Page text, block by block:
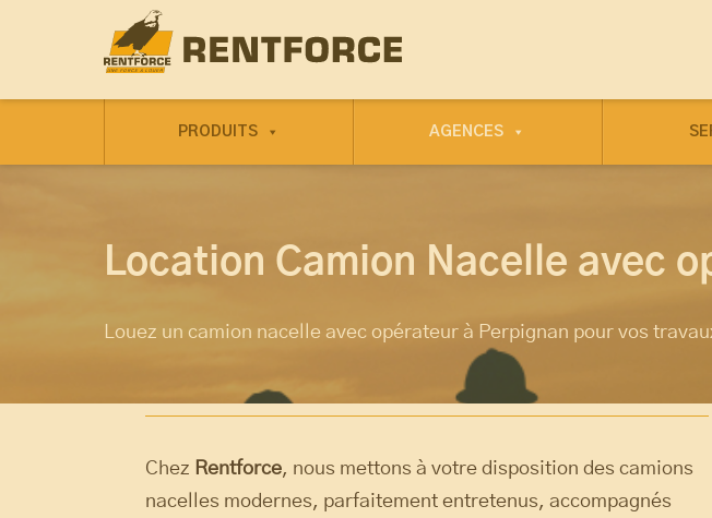
PRODUITS AGENCES
Location Camion Nacelle avec
Louez un camion nacelle avec opérateur à Perpignan pour vos
Chez Rentforce, nous mettons à votre disposition des camions
nacelles modernes, parfaitement entretenus, accompagnés